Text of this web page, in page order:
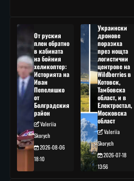
От руския
плен обратно
в кабината
на бойния
хеликоптер:
Историята на
Иван
Пепеляшко
от
Болградския
район
Valeriia
Skorych
2026-08-06
18:10
Украински
дронове
поразиха
през нощта
логистични
центрове на
Wildberries в
Котовск,
Тамбовска
област, и в
Електростал,
Московска
област
Valeriia
Skorych
2026-07-18
13:56